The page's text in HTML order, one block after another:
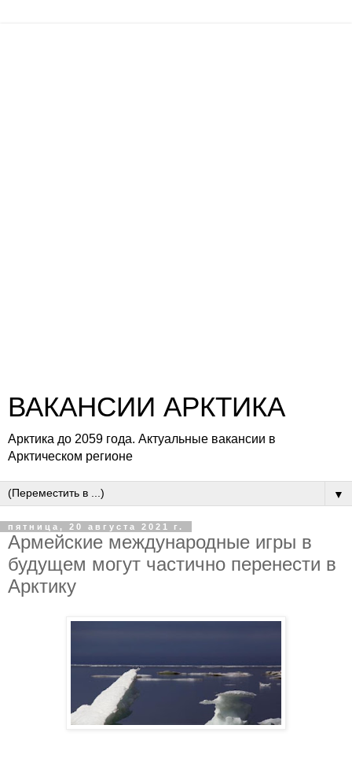
ВАКАНСИИ АРКТИКА
Арктика до 2059 года. Актуальные вакансии в
Арктическом регионе
▼
пятница, 20 августа 2021 г.
Армейские международные игры в
будущем могут частично перенести в
Арктику